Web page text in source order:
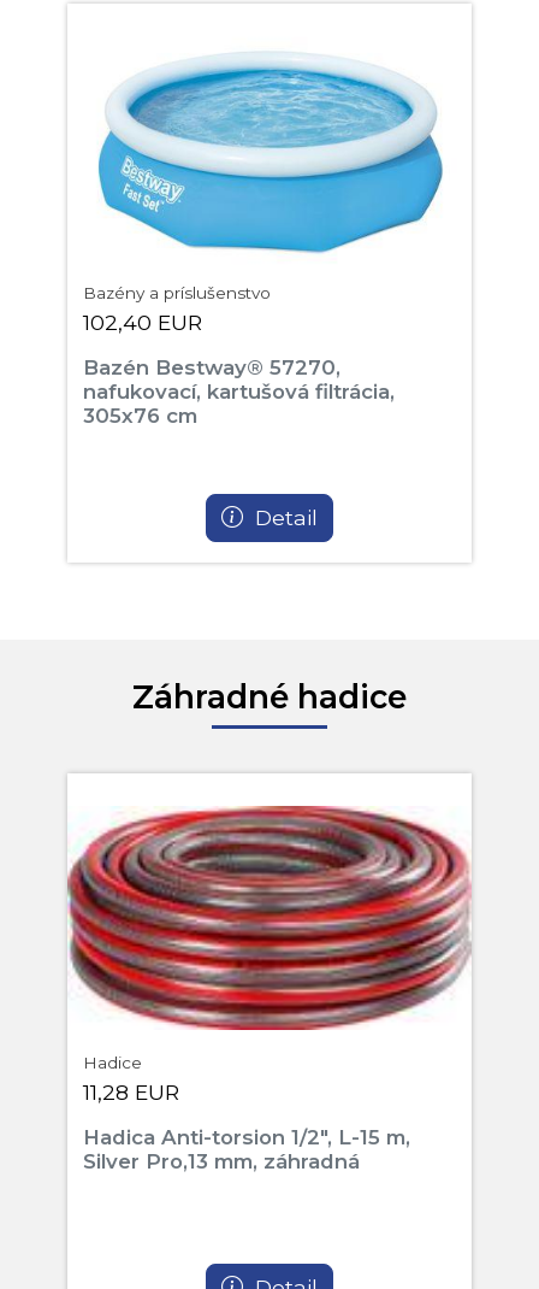
Bazény a príslušenstvo
102,40 EUR
Bazén Bestway® 57270,
nafukovací, kartušová filtrácia,
305x76 cm
Detail
Záhradné hadice
Hadice
11,28 EUR
Hadica Anti-torsion 1/2", L-15 m,
Silver Pro,13 mm, záhradná